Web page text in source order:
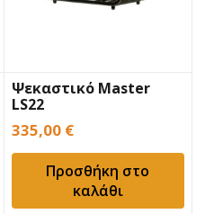
Ψεκαστικό Master
LS22
335,00 €
Προσθήκη στο
καλάθι